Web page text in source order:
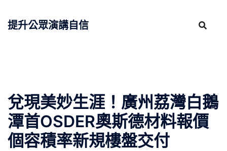
提升公眾演講自信
兌現美妙生涯！廣州荔灣白鵝
潭首OSDER奧斯德材料報價
個容積率新規樓盤交付